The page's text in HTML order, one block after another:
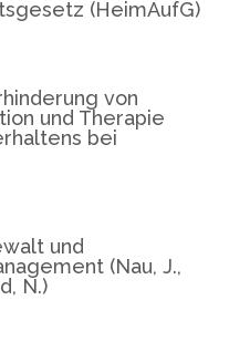
(HeimAufG)
von
und Therapie
bei
und
(Nau, J.,
N.)